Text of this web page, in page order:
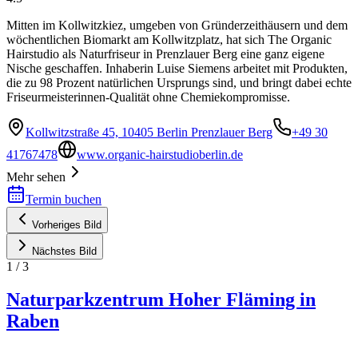
Mitten im Kollwitzkiez, umgeben von Gründerzeithäusern und dem
wöchentlichen Biomarkt am Kollwitzplatz, hat sich The Organic
Hairstudio als Naturfriseur in Prenzlauer Berg eine ganz eigene
Nische geschaffen. Inhaberin Luise Siemens arbeitet mit Produkten,
die zu 98 Prozent natürlichen Ursprungs sind, und bringt dabei echte
Friseurmeisterinnen-Qualität ohne Chemiekompromisse.
Kollwitzstraße 45, 10405 Berlin Prenzlauer Berg
+49 30
41767478
www.organic-hairstudioberlin.de
Mehr sehen
Termin buchen
Vorheriges Bild
Nächstes Bild
1 /3
Naturparkzentrum Hoher Fläming in
Raben